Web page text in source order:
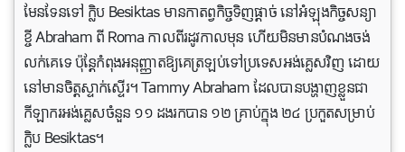
មែនទែនទៅ ក្លិប Besiktas មានកាតព្វកិច្ចទិញផ្តាច់ នៅអំឡុងកិច្ចសន្យា
ខ្ចី Abraham ពី Roma កាលពីរដូវកាលមុន ហើយមិនមានបំណងចង់
លក់គេទេ ប៉ុន្តែកំពុងអនុញ្ញាតឱ្យគេត្រឡប់ទៅប្រទេសអង់គ្លេសវិញ ដោយ
នៅមានចិត្តស្ទាក់ស្ទើរ។ Tammy Abraham ដែលបានបង្ហាញខ្លួនជា
កីឡាករអង់គ្លេសចំនួន ១១ ដងរកបាន ១២ គ្រាប់ក្នុង ២៤ ប្រកួតសម្រាប់
ក្លិប Besiktas។